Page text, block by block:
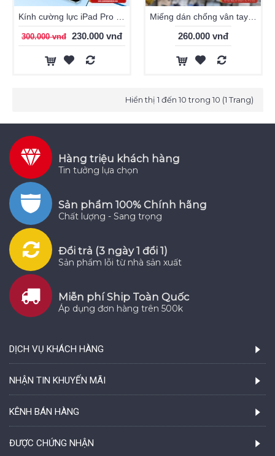
300.000 vnđ 230.000 vnđ 260.000 vnđ
Hiển thị 1 đến 10 trong 10 (1 Trang)
Hàng triệu khách hàng
Tin tưởng lựa chọn
Sản phẩm 100% Chính hãng
Chất lượng - Sang trọng
Đổi trả (3 ngày 1 đổi 1)
Sản phẩm lỗi từ nhà sản xuất
Miễn phí Ship Toàn Quốc
Áp dụng đơn hàng trên 500k
DỊCH VỤ KHÁCH HÀNG
NHẬN TIN KHUYẾN MÃI
KÊNH BÁN HÀNG
ĐƯỢC CHỨNG NHẬN